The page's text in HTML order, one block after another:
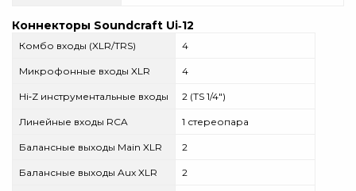
Коннекторы Soundcraft Ui‑12
Комбо входы (XLR/TRS) 4
Микрофонные входы XLR 4
Hi‑Z инструментальные входы 2 (TS 1/4")
Линейные входы RCA 1 стереопара
Балансные выходы Main XLR 2
Балансные выходы Aux XLR 2